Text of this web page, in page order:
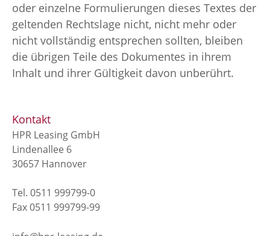
oder einzelne Formulierungen dieses Textes der
geltenden Rechtslage nicht, nicht mehr oder
nicht vollständig entsprechen sollten, bleiben
die übrigen Teile des Dokumentes in ihrem
Inhalt und ihrer Gültigkeit davon unberührt.
Kontakt
HPR Leasing GmbH
Lindenallee 6
30657 Hannover
Tel. 0511 999799-0
Fax 0511 999799-99